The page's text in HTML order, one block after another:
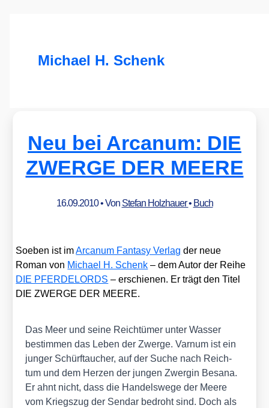
Michael H. Schenk
Neu bei Arcanum: DIE
ZWERGE DER MEERE
16.09.2010• Von Stefan Holzhauer• Buch
Soeben ist imArca­num Fan­ta­sy Ver­lag der neue
Roman von Micha­el H. Schenk – dem Autor der Rei­he
DIE PFERDELORDS – erschie­nen. Er trägt den Titel
DIE ZWERGE DER MEERE.
Das Meer und sei­ne Reich­tü­mer unter Was­ser
bestim­men das Leben der Zwer­ge. Var­num ist ein
jun­ger Schürf­tau­cher, auf der Suche nach Reich­
tum und dem Her­zen der jun­gen Zwer­gin Besa­na.
Er ahnt nicht, dass die Han­dels­we­ge der Mee­re
vom Kriegs­zug der Sen­dar bedroht sind. Doch als